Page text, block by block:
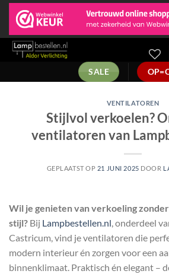
Ga
naar
inhoud
SALE
VENTILATOREN
Stijlvol verkoelen?
ventilatoren van
GEPLAATST OP 21 JUNI 2025 DOOR
Wil je genieten van verkoeling
stijl? Bij Lampbestellen.nl, onderdeel
Castricum, vind je ventilatoren die
modern interieur én zorgen voor een
binnenklimaat. Praktisch én elegant –